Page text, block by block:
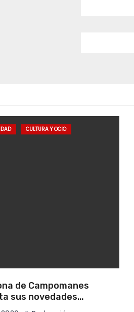
CULTURA Y OCIO
de Campomanes
sus novedades
para el mes de agosto